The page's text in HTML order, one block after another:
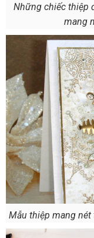
Những chiếc thiệp
mang
Mẫu thiệp mang nét